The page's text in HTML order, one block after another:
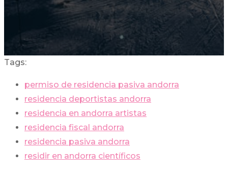
Tags:
permiso de residencia pasiva andorra
residencia deportistas andorra
residencia en andorra artistas
residencia fiscal andorra
residencia pasiva andorra
residir en andorra científicos